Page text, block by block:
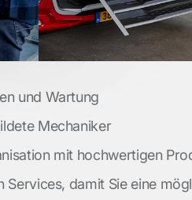
und Wartung
Mechaniker
mit hochwertigen
Services, damit Sie eine